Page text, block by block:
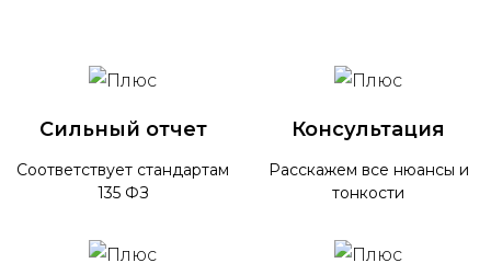
Сильный отчет
Соответствует стандартам
135 ФЗ
Консультация
Расскажем все нюансы и
тонкости